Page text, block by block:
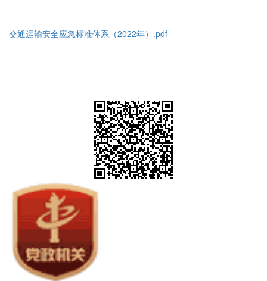
交通运输安全应急标准体系（2022年）.pdf